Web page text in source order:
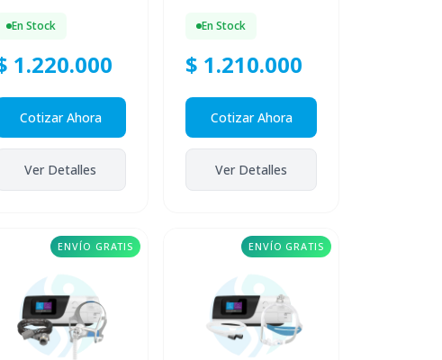
En Stock
1.220.000
Cotizar Ahora
Ver Detalles
En Stock
$ 1.210.000
Cotizar Ahora
Ver Detalles
ENVÍO GRATIS ENVÍO GRATIS